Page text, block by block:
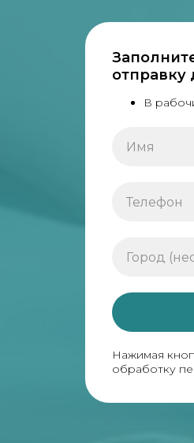
отправку
В
Нажимая
обработку